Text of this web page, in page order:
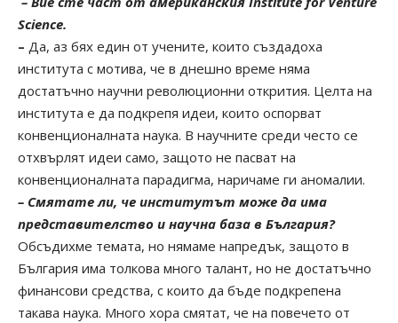
Science.
– Да, аз бях един от учените, които създадоха
института с мотива, че в днешно време няма
достатъчно научни революционни открития. Целта на
института е да подкрепя идеи, които оспорват
конвенционалната наука. В научните среди често се
отхвърлят идеи само, защото не пасват на
конвенционалната парадигма, наричаме ги аномалии.
– Смятате ли, че институтът може да има
представителство и научна база в България?
Обсъдихме темата, но нямаме напредък, защото в
България има толкова много талант, но не достатъчно
финансови средства, с които да бъде подкрепена
такава наука. Много хора смятат, че на повечето от